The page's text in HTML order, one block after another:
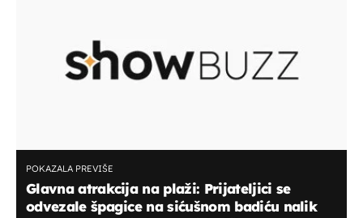
POKAZALA PREVIŠE
Glavna atrakcija na plaži: Prijateljici se
odvezale špagice na sićušnom badiću nalik